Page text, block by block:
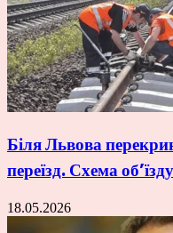
Біля Львова
переїзд. Схема об’їзду
18.05.2026